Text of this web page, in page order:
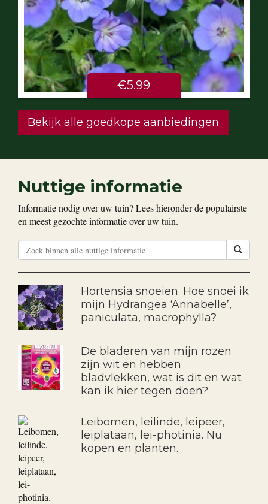
€5.99
Bekijk alle goedkope aanbiedingen
Nuttige informatie
Informatie nodig over uw tuin? Lees hieronder de populairste
en meest gezochte informatie over uw tuin.
Hortensia snoeien. Hoe snoei ik
mijn Hydrangea ‘Annabelle’,
paniculata, macrophylla?
De bladeren van mijn rozen
zijn wit en hebben
bladvlekken, wat is dit en wat
kan ik hier tegen doen?
Leibomen, leilinde, leipeer,
leiplataan, lei-photinia. Nu
kopen en planten.